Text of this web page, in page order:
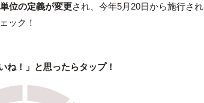
位の定義が変更され、今年5月20日から施行され
ック！
ね！」と思ったらタップ！